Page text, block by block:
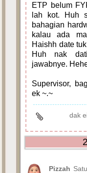
ETP belum
lah kot. Huh
bahagian
kalau ada
Haishh date
Huh nak
jawabnye.
Supervisor,
ek ~.~
dak
Pizzah